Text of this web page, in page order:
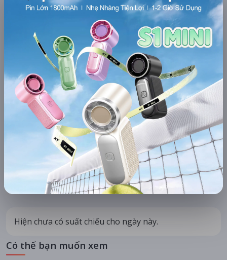
LỊCH CHIẾU BÌNH LUẬN ĐÁNH GIÁ
KHU VỰC
Hà Nội
HỆ THỐNG RẠP
Tất cả hệ thống
CHỌN NGÀY XEM
08/08
Thứ bảy
09/08
Chủ nhật
10/08
Thứ hai
11/08
Thứ ba
Hiện chưa có suất chiếu cho ngày này.
Có thể bạn muốn xem